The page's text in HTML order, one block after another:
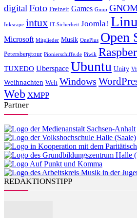
digital Foto Freizeit Games Gimp
Inkscape intux IT-Sicherheit Joomla!
Microsoft Mitglieder Musik OnePlus Open
Petersbergtour Pionierschiffe.de Piwik
TUXEDO Uberspace Ubuntu Unity
Weihnachten Welt Windows
Web XMPP
Partner
REDAKTIONSTIPP